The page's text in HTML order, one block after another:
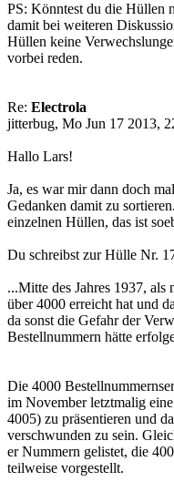
PS: Könntest du die Hüllen
damit bei weiteren
Hüllen keine
vorbei reden.
Re: Electrola
jitterbug, Mo Jun 17 2013,
Hallo Lars!
Ja, es war mir dann doch
Gedanken damit zu
einzelnen Hüllen, das ist
Du schreibst zur Hülle Nr.
...Mitte des Jahres 1937,
über 4000 erreicht hat und
da sonst die Gefahr der
Bestellnummern hätte
Die 4000
im November letztmalig
4005) zu präsentieren und
verschwunden zu sein.
er Nummern gelistet, die
teilweise vorgestellt.